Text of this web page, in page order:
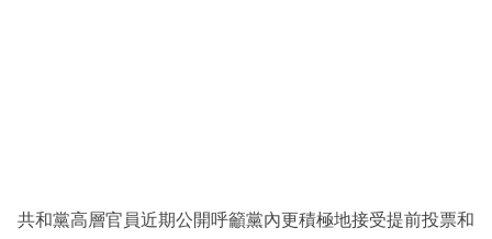
閱
共和黨高層官員近期公開呼籲黨內更積極地接受提前投票和